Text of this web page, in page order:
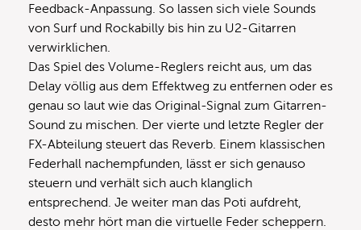
Feedback-Anpassung. So lassen sich viele Sounds
von Surf und Rockabilly bis hin zu U2-Gitarren
verwirklichen.
Das Spiel des Volume-Reglers reicht aus, um das
Delay völlig aus dem Effektweg zu entfernen oder es
genau so laut wie das Original-Signal zum Gitarren-
Sound zu mischen. Der vierte und letzte Regler der
FX-Abteilung steuert das Reverb. Einem klassischen
Federhall nachempfunden, lässt er sich genauso
steuern und verhält sich auch klanglich
entsprechend. Je weiter man das Poti aufdreht,
desto mehr hört man die virtuelle Feder scheppern.